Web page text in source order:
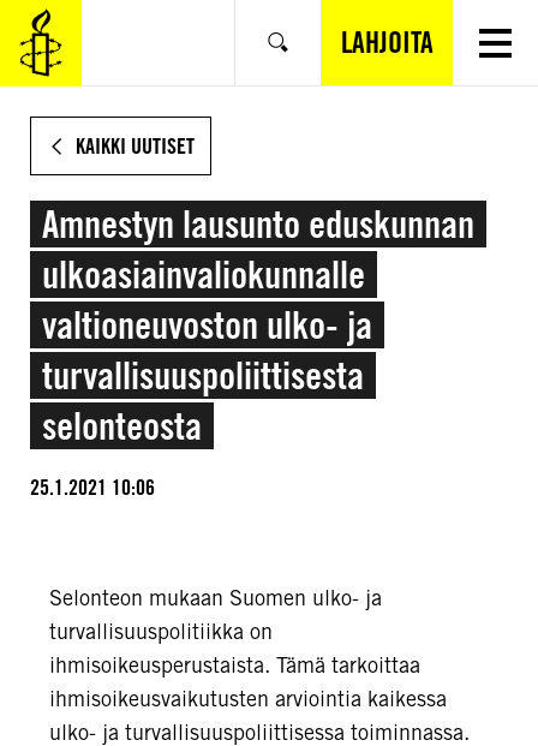
SIIRRY
VARSINAISEEN
SISÄLTÖÖN
Hae LAHJOITA
KAIKKI UUTISET
Amnestyn lausunto eduskunnan
ulkoasiainvaliokunnalle
valtioneuvoston ulko- ja
turvallisuuspoliittisesta
selonteosta
25.1.2021 10:06
Selonteon mukaan Suomen ulko- ja
turvallisuuspolitiikka on
ihmisoikeusperustaista. Tämä tarkoittaa
ihmisoikeusvaikutusten arviointia kaikessa
ulko- ja turvallisuuspoliittisessa toiminnassa.